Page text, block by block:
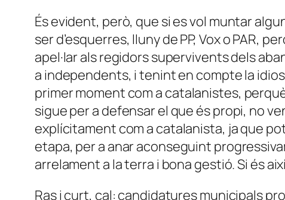
És evident, però, que si es vol muntar
ser d’esquerres, lluny de PP, Vox o PAR,
apel·lar als regidors supervivents dels
a independents, i tenint en compte la
primer moment com a catalanistes,
sigue per a defensar el que és propi, no
explícitament com a catalanista, ja que
etapa, per a anar aconseguint
arrelament a la terra i bona gestió. Si és
Ras i curt, cal: candidatures municipals